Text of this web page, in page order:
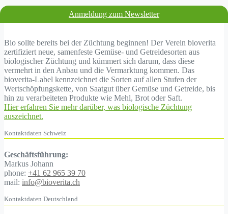
Anmeldung zum Newsletter
Bio sollte bereits bei der Züchtung beginnen! Der Verein bioverita
zertifiziert neue, samenfeste Gemüse- und Getreidesorten aus
biologischer Züchtung und kümmert sich darum, dass diese
vermehrt in den Anbau und die Vermarktung kommen. Das
bioverita-Label kennzeichnet die Sorten auf allen Stufen der
Wertschöpfungskette, von Saatgut über Gemüse und Getreide, bis
hin zu verarbeiteten Produkte wie Mehl, Brot oder Saft.
Hier erfahren Sie mehr darüber, was biologische Züchtung
auszeichnet.
Kontaktdaten Schweiz
Geschäftsführung:
Markus Johann
phone: +41 62 965 39 70
mail: info@bioverita.ch
Kontaktdaten Deutschland